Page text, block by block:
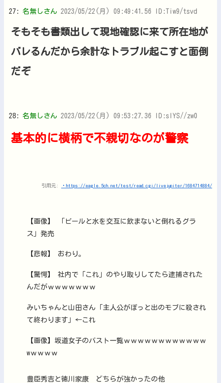
27: 名無しさん 2023/05/22(月) 09:49:41.56 ID:Tiw9/tsvd
そもそも書類出して現地確認に来て所在地が
バレるんだから余計なトラブル起こすと面倒
だぞ
28: 名無しさん 2023/05/22(月) 09:53:27.36 ID:slYS//zw0
基本的に横柄で不親切なのが警察
引用元: ・https://eagle.5ch.net/test/read.cgi/livejupiter/1684714884/
【画像】 「ビールと水を交互に飲まないと倒れるグラ
ス」発売
【悲報】 おわり。
【驚愕】 社内で「これ」のやり取りしてたら逮捕された
んだがｗｗｗｗｗｗｗ
みいちゃんと山田さん「主人公がぽっと出のモブに殺され
て終わります」←これ
【画像】坂道女子のバスト一覧ｗｗｗｗｗｗｗｗｗｗｗｗ
wｗｗｗｗ
豊臣秀吉と徳川家康 どちらが強かったの他